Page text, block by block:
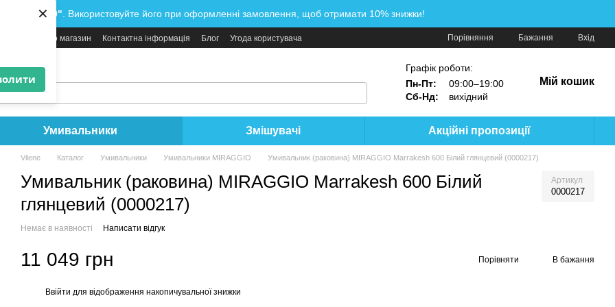
×
"WATER10" . Використовуйте його при оформленні замовлення, щоб отримати 10% знижки!
Відгуки про магазин Контактна інформація Блог
Угода користувача
Порівняння Бажання Вхід
вам?
Графік роботи:
Пн-Пт:
09:00–19:00
Сб-Нд:
вихідний
Мій кошик
Умивальники Змішувачі Акційні пропозиції
Vilene Каталог Умивальники Умивальники MIRAGGIO Умивальник (раковина) MIRAGGIO Marrakesh 600 Білий глянцевий (0000217)
Умивальник (раковина) MIRAGGIO Marrakesh 600 Білий
глянцевий (0000217)
Артикул
0000217
Немає в наявності Написати відгук
11 049 грн Порівняти В бажання
Ввійти для відображення накопичувальної знижки